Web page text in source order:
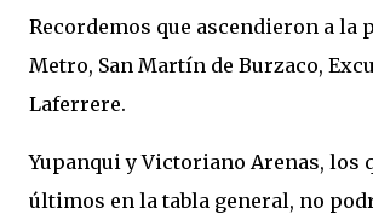
Recordemos que ascendieron a la
Metro, San Martín de Burzaco,
Laferrere.
Yupanqui y Victoriano Arenas, los
últimos en la tabla general, no